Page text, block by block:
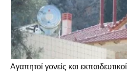
Αγαπητοί γονείς και εκπαιδευτικοί